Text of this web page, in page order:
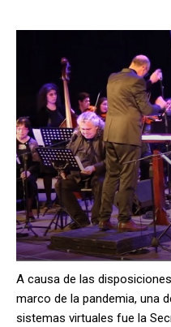
A causa de las
marco de la pandemia, una
sistemas virtuales fue la